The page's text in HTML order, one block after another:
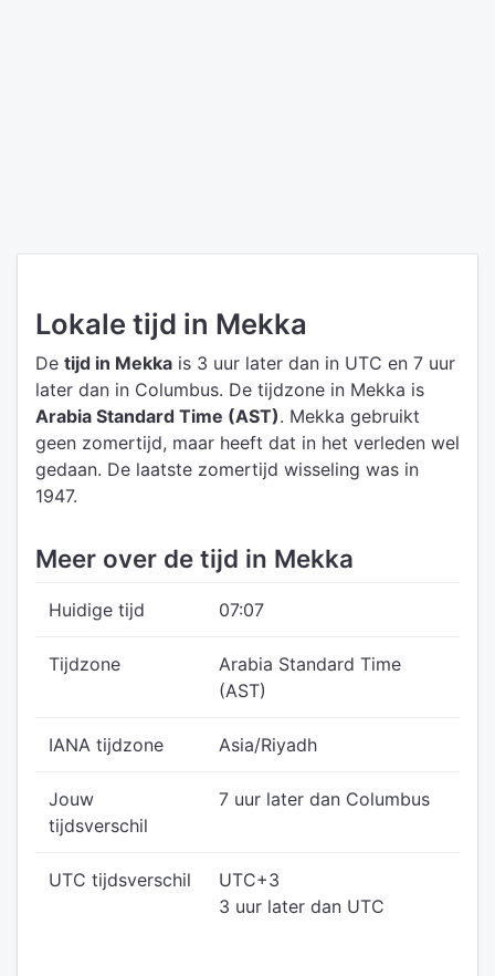
Lokale tijd in Mekka
De tijd in Mekka is 3 uur later dan in UTC en 7 uur
later dan in Columbus. De tijdzone in Mekka is
Arabia Standard Time (AST). Mekka gebruikt
geen zomertijd, maar heeft dat in het verleden wel
gedaan. De laatste zomertijd wisseling was in
1947.
Meer over de tijd in Mekka
Huidige tijd 07:07
Tijdzone
Arabia Standard Time
(AST)
IANA tijdzone Asia/Riyadh
Jouw
tijdsverschil
7 uur later dan Columbus
UTC tijdsverschil
UTC+3
3 uur later dan UTC